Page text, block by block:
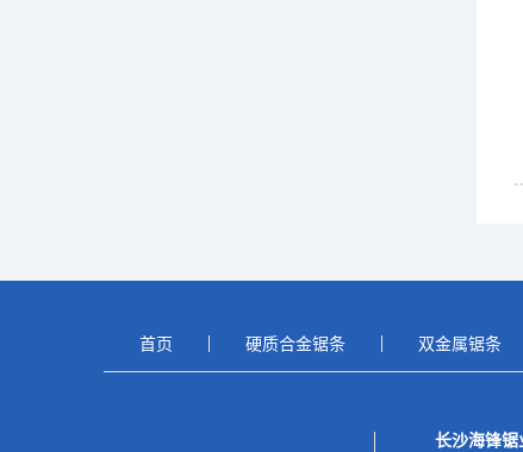
首页 硬质合金锯条 双金属锯条
长沙海锋锯